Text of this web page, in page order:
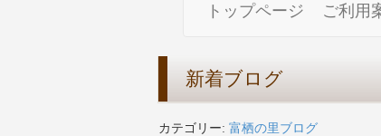
トップページ ご利用
新着ブログ
カテゴリー: 富栖の里ブログ